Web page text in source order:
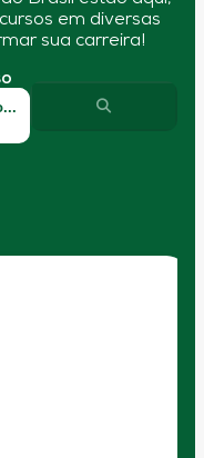
em diversas
sua carreira!